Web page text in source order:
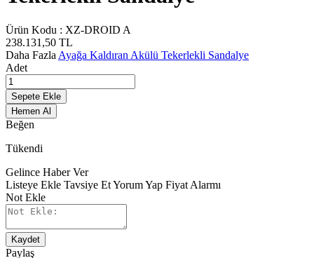
Ürün Kodu : XZ-DROID A
238.131,50 TL
Daha Fazla Ayağa Kaldıran Akülü Tekerlekli Sandalye
Adet
Sepete Ekle
Hemen Al
Beğen
Tükendi
Gelince Haber Ver
Listeye Ekle Tavsiye EtYorum Yap Fiyat Alarmı
Not Ekle
Kaydet
Paylaş